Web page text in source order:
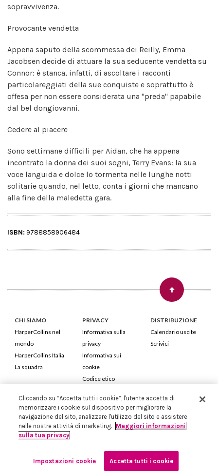
sopravvivenza.
Provocante vendetta
Appena saputo della scommessa dei Reilly, Emma
Jacobsen decide di attuare la sua seducente vendetta su
Connor: è stanca, infatti, di ascoltare i racconti
particolareggiati della sue conquiste e soprattutto è
offesa per non essere considerata una "preda" papabile
dal bel dongiovanni.
Cedere al piacere
Sono settimane difficili per Aidan, che ha appena
incontrato la donna dei suoi sogni, Terry Evans: la sua
voce languida e dolce lo tormenta nelle lunghe notti
solitarie quando, nel letto, conta i giorni che mancano
alla fine della maledetta gara.
ISBN: 9788858906484
CHI SIAMO
HarperCollins nel
mondo
HarperCollins Italia
La squadra
PRIVACY
Informativa sulla
privacy
Informativa sui
cookie
Codice etico
DISTRIBUZIONE
Calendario uscite
Scrivici
HarperCollins Italia S.p.A. Viale Monte Nero, 84 - 20135 Milano
Cod. Fiscale e P.IVA 05946780151 - Capitale Sociale 258.250 €
Iscritta in Milano al Registro delle imprese nr.198004 e REA nr.1051898
Cliccando su “Accetta tutti i cookie”, l'utente accetta di
memorizzare i cookie sul dispositivo per migliorare la
navigazione del sito, analizzare l'utilizzo del sito e assistere
nelle nostre attività di marketing. Maggiori informazioni
sulla tua privacy
Impostazioni cookie Accetta tutti i cookie